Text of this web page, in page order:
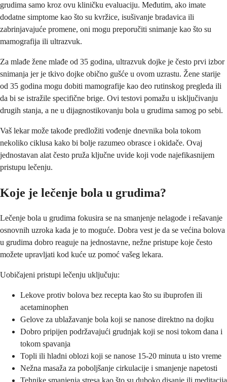
grudima samo kroz ovu kliničku evaluaciju. Međutim, ako imate
dodatne simptome kao što su kvržice, isušivanje bradavica ili
zabrinjavajuće promene, oni mogu preporučiti snimanje kao što su
mamografija ili ultrazvuk.
Za mlađe žene mlađe od 35 godina, ultrazvuk dojke je često prvi izbor
snimanja jer je tkivo dojke obično gušće u ovom uzrastu. Žene starije
od 35 godina mogu dobiti mamografije kao deo rutinskog pregleda ili
da bi se istražile specifične brige. Ovi testovi pomažu u isključivanju
drugih stanja, a ne u dijagnostikovanju bola u grudima samog po sebi.
Vaš lekar može takođe predložiti vođenje dnevnika bola tokom
nekoliko ciklusa kako bi bolje razumeo obrasce i okidače. Ovaj
jednostavan alat često pruža ključne uvide koji vode najefikasnijem
pristupu lečenju.
Koje je lečenje bola u grudima?
Lečenje bola u grudima fokusira se na smanjenje nelagode i rešavanje
osnovnih uzroka kada je to moguće. Dobra vest je da se većina bolova
u grudima dobro reaguje na jednostavne, nežne pristupe koje često
možete upravljati kod kuće uz pomoć vašeg lekara.
Uobičajeni pristupi lečenju uključuju:
Lekove protiv bolova bez recepta kao što su ibuprofen ili
acetaminophen
Gelove za ublažavanje bola koji se nanose direktno na dojku
Dobro pripijen podržavajući grudnjak koji se nosi tokom dana i
tokom spavanja
Topli ili hladni oblozi koji se nanose 15-20 minuta u isto vreme
Nežna masaža za poboljšanje cirkulacije i smanjenje napetosti